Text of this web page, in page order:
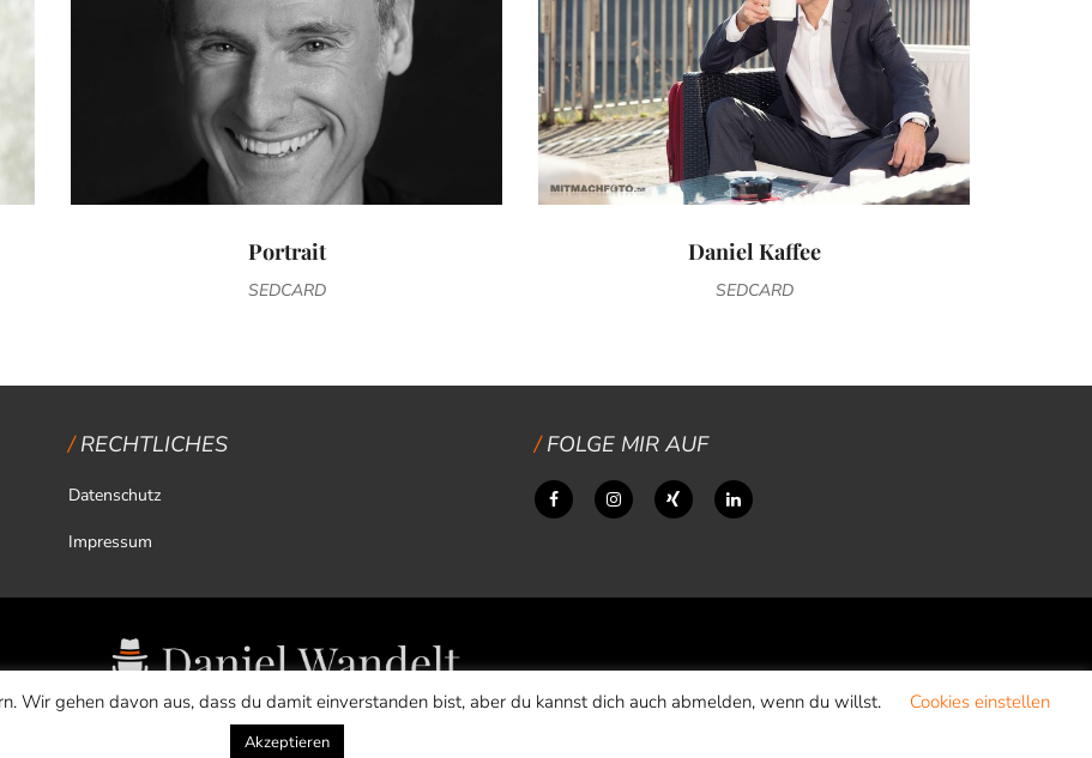
Portrait
SEDCARD
Daniel Kaffee
SEDCARD
RECHTLICHES
Datenschutz
Impressum
FOLGE MIR AUF
Copyright © 2026 Daniel Wandelt
Wir gehen davon aus, dass du damit einverstanden bist, aber du kannst dich auch abmelden, wenn du willst. Cookies einstellen
Akzeptieren